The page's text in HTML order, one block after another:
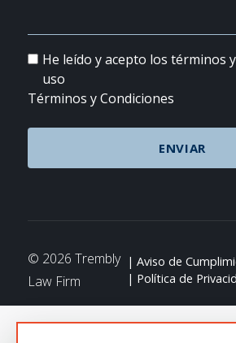
He leído y acepto los términos
uso
Términos y Condiciones
© 2026 Trembly
Law Firm
Aviso de
Política de